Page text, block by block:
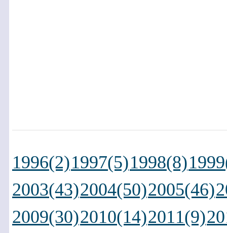
1996(2)1997(5)1998(8)
2003(43)2004(50)2005(46)
2009(30)2010(14)2011(9)